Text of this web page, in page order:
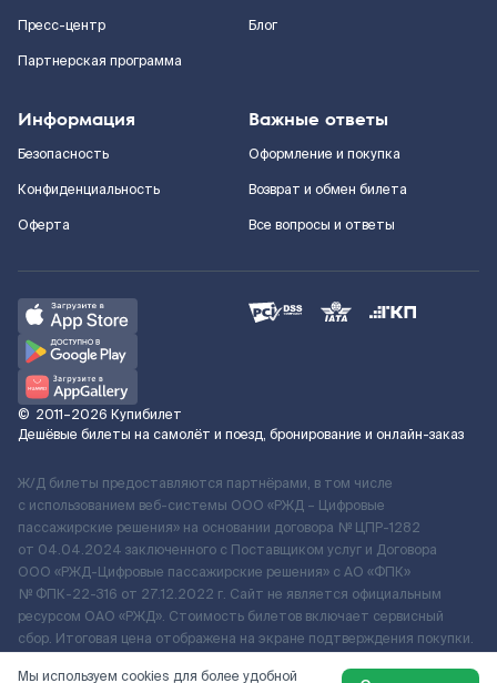
Пресс-центр
Партнерская программа
Блог
Информация
Безопасность
Конфиденциальность
Оферта
Важные ответы
Оформление и покупка
Возврат и обмен билета
Все вопросы и ответы
© 2011–2026 Купибилет
Дешёвые билеты на самолёт и поезд, бронирование и онлайн-заказ
Ж/Д билеты предоставляются партнёрами, в том числе
с использованием веб-системы ООО «РЖД – Цифровые
пассажирские решения» на основании договора № ЦПР-1282
от 04.04.2024 заключенного с Поставщиком услуг и Договора
ООО «РЖД-Цифровые пассажирские решения» c АО «ФПК»
№ ФПК-22-316 от 27.12.2022 г. Сайт не является официальным
ресурсом ОАО «РЖД». Стоимость билетов включает сервисный
сбор. Итоговая цена отображена на экране подтверждения покупки.
Мы используем cookies для более удобной